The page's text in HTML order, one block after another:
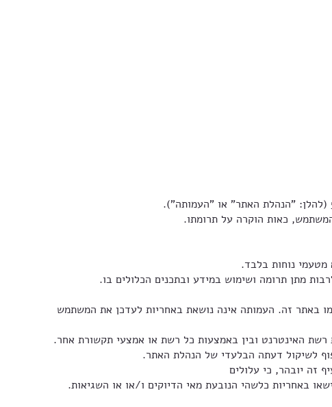
כאות הוקרה על תרומתו.
באתר זה. העמותה אינה נושאת באחריות לעדכן את המשתמש
באחריות כלשהי הנובעת מאי הדיוקים ו/או או השגיאות.